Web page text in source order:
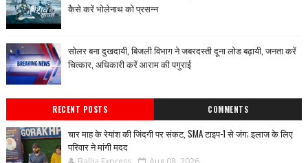
कैसे करें भोलेनाथ को प्रसन्न
सोलर बना दुखदायी, बिजली विभाग ने जबरदस्ती दूना लोड बढ़ायी, जनता करें
चित्कार, अधिकारी करें आराम की पगुराई
RECENT POSTS COMMENTS
चार माह के रेयांश की जिंदगी पर संकट, SMA टाइप-1 से जंग; इलाज के लिए
परिवार ने मांगी मदद